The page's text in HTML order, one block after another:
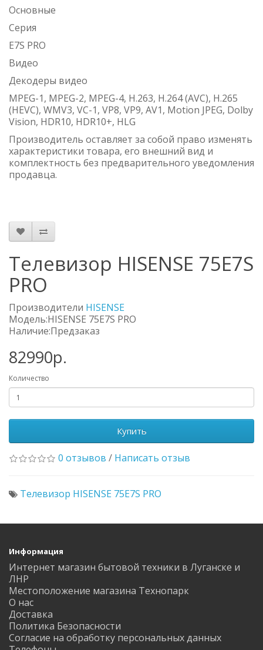
Основные
Серия
E7S PRO
Видео
Декодеры видео
MPEG-1, MPEG-2, MPEG-4, H.263, H.264 (AVC), H.265
(HEVC), WMV3, VC-1, VP8, VP9, AV1, Motion JPEG, Dolby
Vision, HDR10, HDR10+, HLG
Производитель оставляет за собой право изменять
характеристики товара, его внешний вид и
комплектность без предварительного уведомления
продавца.
Телевизор HISENSE 75E7S
PRO
Производители HISENSE
Модель:HISENSE 75E7S PRO
Наличие:Предзаказ
82990р.
Количество
Купить
0 отзывов / Написать отзыв
Телевизор HISENSE 75E7S PRO
Информация
Интернет магазин бытовой техники в Луганске и
ЛНР
Местоположение магазина Технопарк
О нас
Доставка
Политика Безопасности
Согласие на обработку персональных данных